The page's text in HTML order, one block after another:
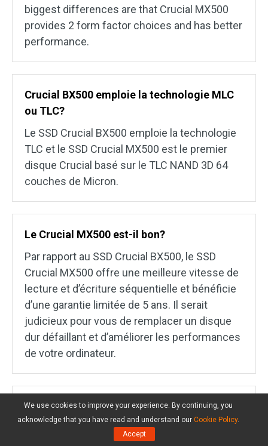
biggest differences are that Crucial MX500
provides 2 form factor choices and has better
performance.
Crucial BX500 emploie la technologie MLC
ou TLC?
Le SSD Crucial BX500 emploie la technologie
TLC et le SSD Crucial MX500 est le premier
disque Crucial basé sur le TLC NAND 3D 64
couches de Micron.
Le Crucial MX500 est-il bon?
Par rapport au SSD Crucial BX500, le SSD
Crucial MX500 offre une meilleure vitesse de
lecture et d’écriture séquentielle et bénéficie
d’une garantie limitée de 5 ans. Il serait
judicieux pour vous de remplacer un disque
dur défaillant et d’améliorer les performances
de votre ordinateur.
Quelle est la durée de vie d’un SSD?
durée de vie d’un SSDpeut être affectée
We use cookies to improve your experience. By continuing, you
acknowledge that you have read and understand our Cookie Policy.
Accept